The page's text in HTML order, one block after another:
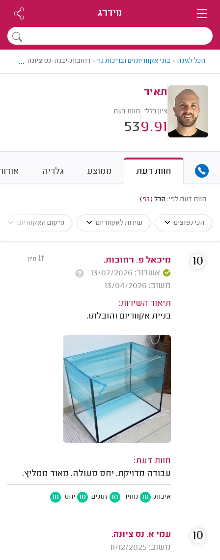
מידרג
הכל לגינה > בוני אקווריומים ובריכות נוי > רחובות-יבנה-נס ציונה > בונה
...
תאיר
ציון כללי
9.91
חוות דעת
53
חוות דעת ממוצע גלריה
חוות דעת לפי: הכל (
53
)
הכי נפוצים שירות לאקווריום מיקום האקווריום
מיון
מיכאל פ. רחובות.
אשרור: 13/07/2026
משוב: 13/04/2026
תיאור השירות:
בניית אקווריום והובלתו.
חוות דעת:
עבודה מדויקת. יחס מעולה. מאוד ממליץ.
איכות 10 מחיר 10 זמנים 10 יחס 10
10
עמי א. נס ציונה.
משוב: 11/12/2025
10